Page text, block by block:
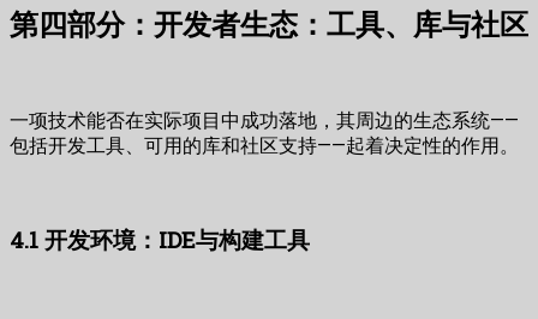
第四部分：开发者生态：工具、库与社区
一项技术能否在实际项目中成功落地，其周边的生态系统——
包括开发工具、可用的库和社区支持——起着决定性的作用。
4.1 开发环境：IDE与构建工具